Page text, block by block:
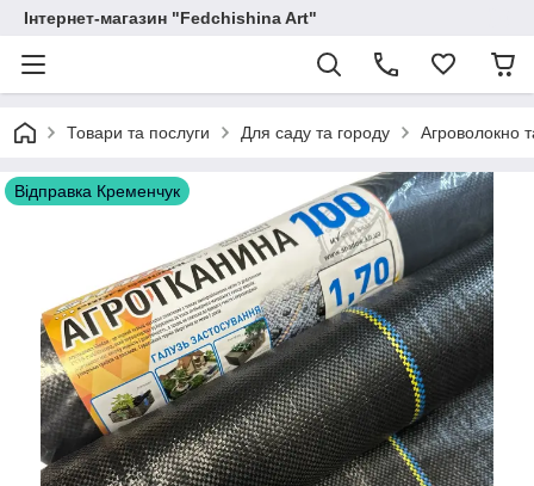
Інтернет-магазин "Fedchishina Art"
Товари та послуги Для саду та городу Агроволокно
Відправка Кременчук